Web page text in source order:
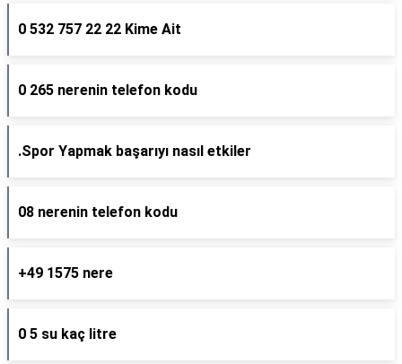
0 532 757 22 22 Kime Ait
0 265 nerenin telefon kodu
.Spor Yapmak başarıyı nasıl etkiler
08 nerenin telefon kodu
+49 1575 nere
0 5 su kaç litre